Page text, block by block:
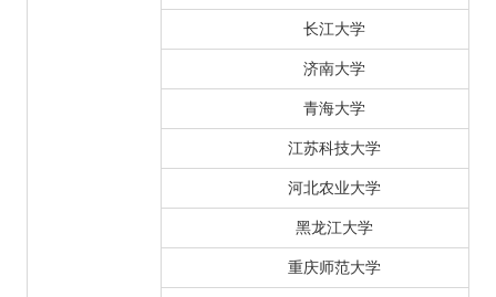
长江大学
济南大学
青海大学
江苏科技大学
河北农业大学
黑龙江大学
重庆师范大学